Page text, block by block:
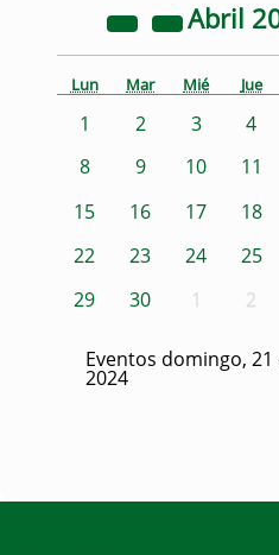
Abril
Lun Mar Mié Jue
1 2 3 4
8
9 10 11
15
16 17 18
22
23 24 25
29
30 1 2
Eventos domingo,
2024